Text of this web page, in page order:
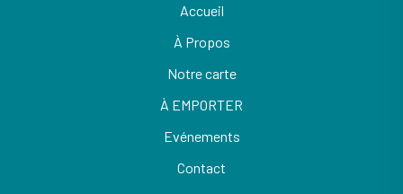
Accueil
À Propos
Notre carte
À EMPORTER
Evénements
Contact